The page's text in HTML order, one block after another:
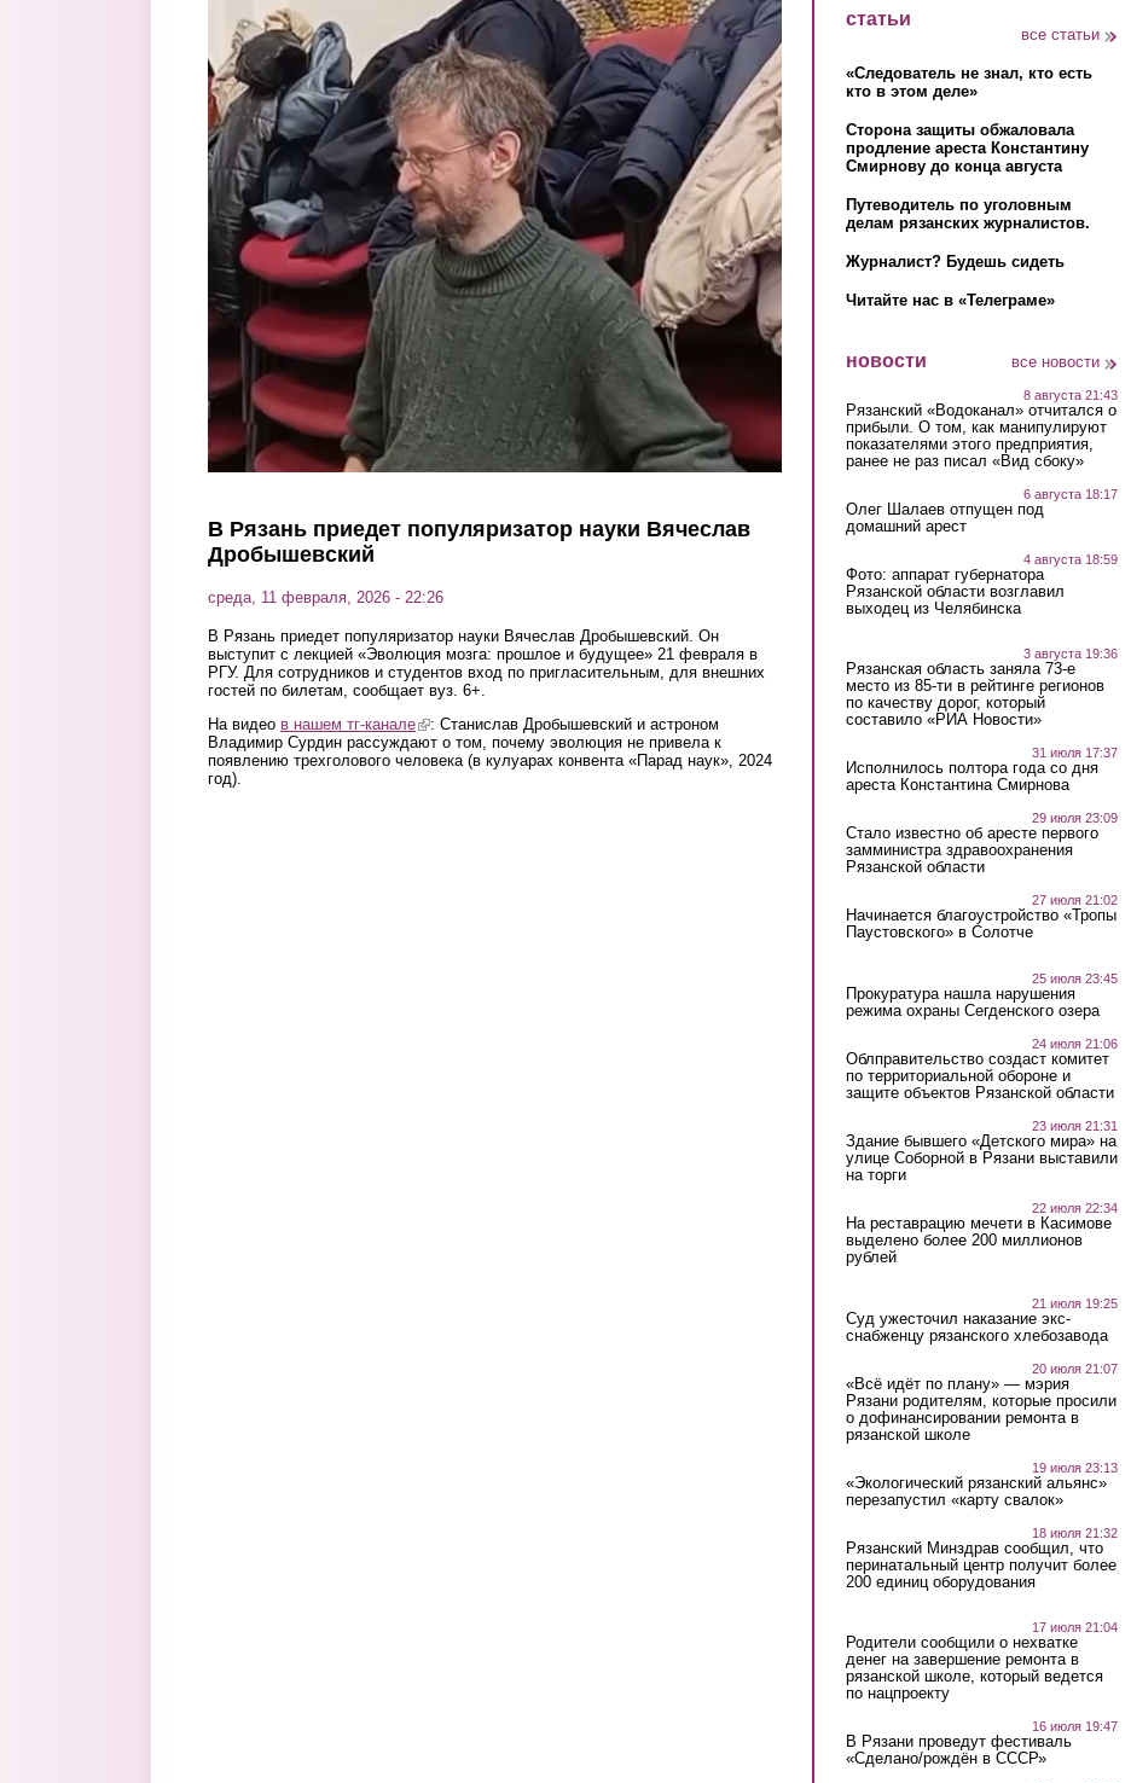
В Рязань приедет популяризатор науки Вячеслав
Дробышевский
среда, 11 февраля, 2026 - 22:26
В Рязань приедет популяризатор науки Вячеслав Дробышевский. Он
выступит с лекцией «Эволюция мозга: прошлое и будущее» 21 февраля в
РГУ. Для сотрудников и студентов вход по пригласительным, для внешних
гостей по билетам, сообщает вуз. 6+.
На видео в нашем тг-канале(link is external)
: Станислав Дробышевский и астроном
Владимир Сурдин рассуждают о том, почему эволюция не привела к
появлению трехголового человека (в кулуарах конвента «Парад наук», 2024
год).
статьи
все статьи
«Следователь не знал, кто есть
кто в этом деле»
Сторона защиты обжаловала
продление ареста Константину
Смирнову до конца августа
Путеводитель по уголовным
делам рязанских журналистов.
Журналист? Будешь сидеть
Читайте нас в «Телеграме»
новости все новости
8 августа 21:43
Рязанский «Водоканал» отчитался о
прибыли. О том, как манипулируют
показателями этого предприятия,
ранее не раз писал «Вид сбоку»
6 августа 18:17
Олег Шалаев отпущен под
домашний арест
4 августа 18:59
Фото: аппарат губернатора
Рязанской области возглавил
выходец из Челябинска
3 августа 19:36
Рязанская область заняла 73-е
место из 85-ти в рейтинге регионов
по качеству дорог, который
составило «РИА Новости»
31 июля 17:37
Исполнилось полтора года со дня
ареста Константина Смирнова
29 июля 23:09
Стало известно об аресте первого
замминистра здравоохранения
Рязанской области
27 июля 21:02
Начинается благоустройство «Тропы
Паустовского» в Солотче
25 июля 23:45
Прокуратура нашла нарушения
режима охраны Сегденского озера
24 июля 21:06
Облправительство создаст комитет
по территориальной обороне и
защите объектов Рязанской области
23 июля 21:31
Здание бывшего «Детского мира» на
улице Соборной в Рязани выставили
на торги
22 июля 22:34
На реставрацию мечети в Касимове
выделено более 200 миллионов
рублей
21 июля 19:25
Суд ужесточил наказание экс-
снабженцу рязанского хлебозавода
20 июля 21:07
«Всё идёт по плану» — мэрия
Рязани родителям, которые просили
о дофинансировании ремонта в
рязанской школе
19 июля 23:13
«Экологический рязанский альянс»
перезапустил «карту свалок»
18 июля 21:32
Рязанский Минздрав сообщил, что
перинатальный центр получит более
200 единиц оборудования
17 июля 21:04
Родители сообщили о нехватке
денег на завершение ремонта в
рязанской школе, который ведется
по нацпроекту
16 июля 19:47
В Рязани проведут фестиваль
«Сделано/рождён в СССР»